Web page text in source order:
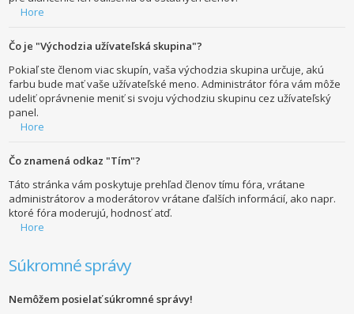
Hore
Čo je "Východzia užívateľská skupina"?
Pokiaľ ste členom viac skupín, vaša východzia skupina určuje, akú
farbu bude mať vaše užívateľské meno. Administrátor fóra vám môže
udeliť oprávnenie meniť si svoju východziu skupinu cez užívateľský
panel.
Hore
Čo znamená odkaz "Tím"?
Táto stránka vám poskytuje prehľad členov tímu fóra, vrátane
administrátorov a moderátorov vrátane ďalších informácií, ako napr.
ktoré fóra moderujú, hodnosť atď.
Hore
Súkromné správy
Nemôžem posielať súkromné správy!